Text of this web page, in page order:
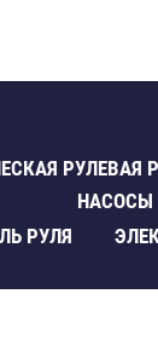
РУЛЕВАЯ
НАСОСЫ
РУЛЯ